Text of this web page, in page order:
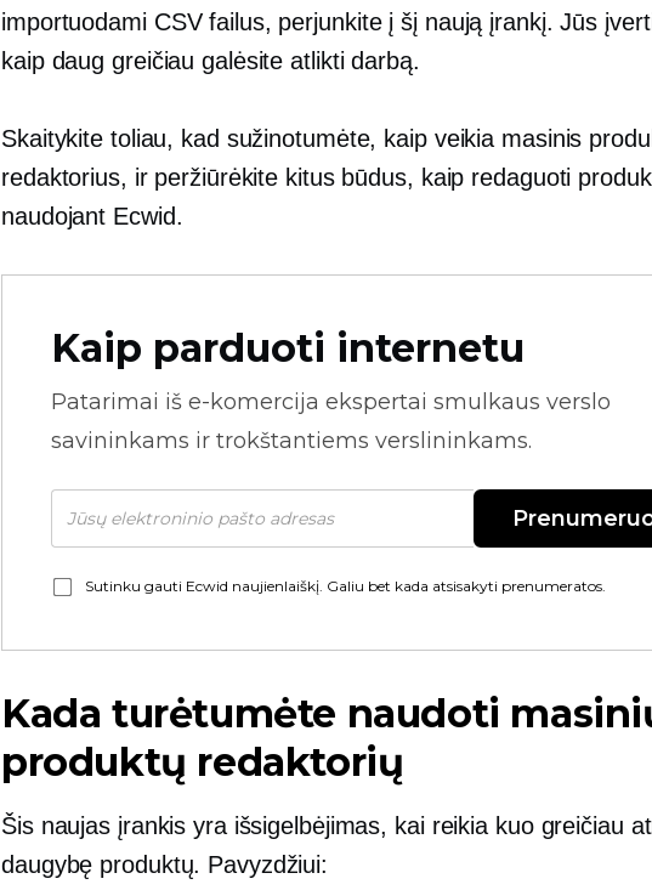
importuodami CSV failus, perjunkite į šį naują įrankį. Jūs
kaip daug greičiau galėsite atlikti darbą.
Skaitykite toliau, kad sužinotumėte, kaip veikia masinis
redaktorius, ir peržiūrėkite kitus būdus, kaip redaguoti
naudojant Ecwid.
Kaip parduoti internetu
Patarimai iš e-komercija ekspertai smulkaus verslo
savininkams ir trokštantiems verslininkams.
Sutinku gauti Ecwid naujienlaiškį. Galiu bet kada atsisakyti prenumeratos.
Kada turėtumėte naudoti
produktų redaktorių
Šis naujas įrankis yra išsigelbėjimas, kai reikia kuo greičiau
daugybę produktų. Pavyzdžiui: